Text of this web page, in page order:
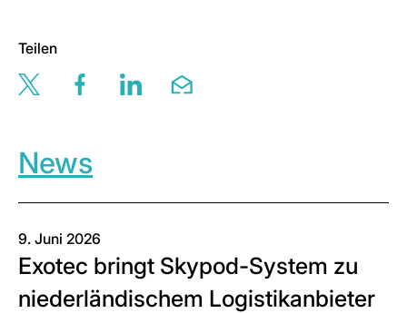
Teilen
Share this page via twitter
Share this page via facebook
Share this page via linkedin
Share this page via email
News
9. Juni 2026
Exotec bringt Skypod-System zu
niederländischem Logistikanbieter